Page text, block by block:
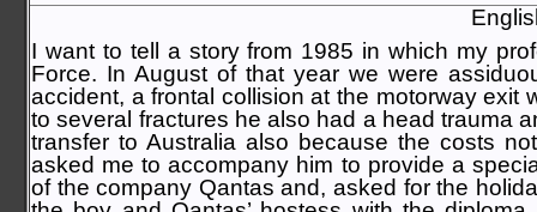
I want to tell a story from 1985 in which my
Force. In August of that year we were
accident, a frontal collision at the motorway exit
to several fractures he also had a head trauma
transfer to Australia also because the costs
asked me to accompany him to provide a
of the company Qantas and, asked for the